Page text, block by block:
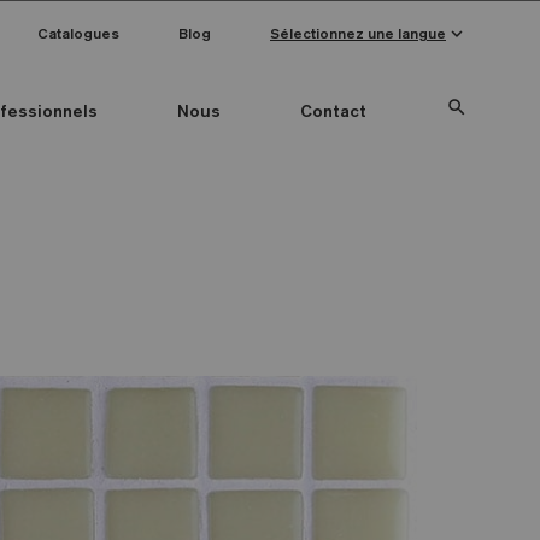
Nous Contact search
Catalogues Blog Sélectionnez une langue keyboard_arrow_down